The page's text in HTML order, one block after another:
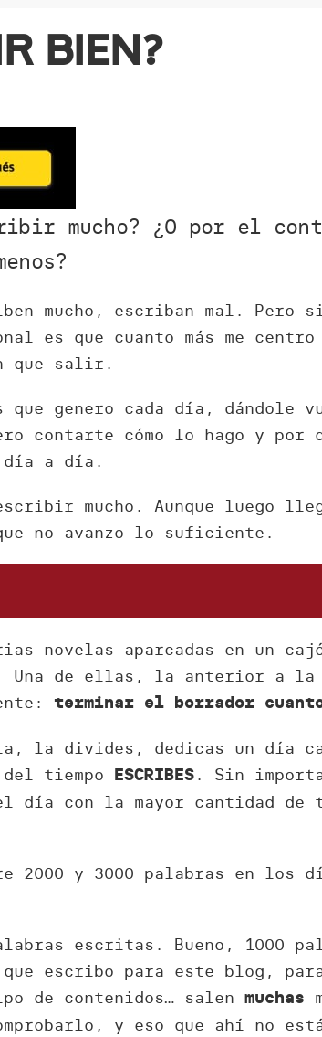
bien?
mucho? ¿O por el
mucho, escriban mal. Pero
es que cuanto más me centro
que salir.
genero cada día, dándole
contarte cómo lo hago y por
día a día.
mucho. Aunque luego
no avanzo lo suficiente.
novelas aparcadas en un
Una de ellas, la anterior a la
terminar el borrador
la divides, dedicas un día
tiempo ESCRIBES. Sin
día con la mayor cantidad de
2000 y 3000 palabras en los
escritas. Bueno, 1000
escribo para este blog,
de contenidos… salenmuchas
y eso que ahí no